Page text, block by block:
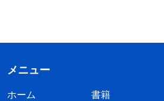
メニュー
ホーム 書籍